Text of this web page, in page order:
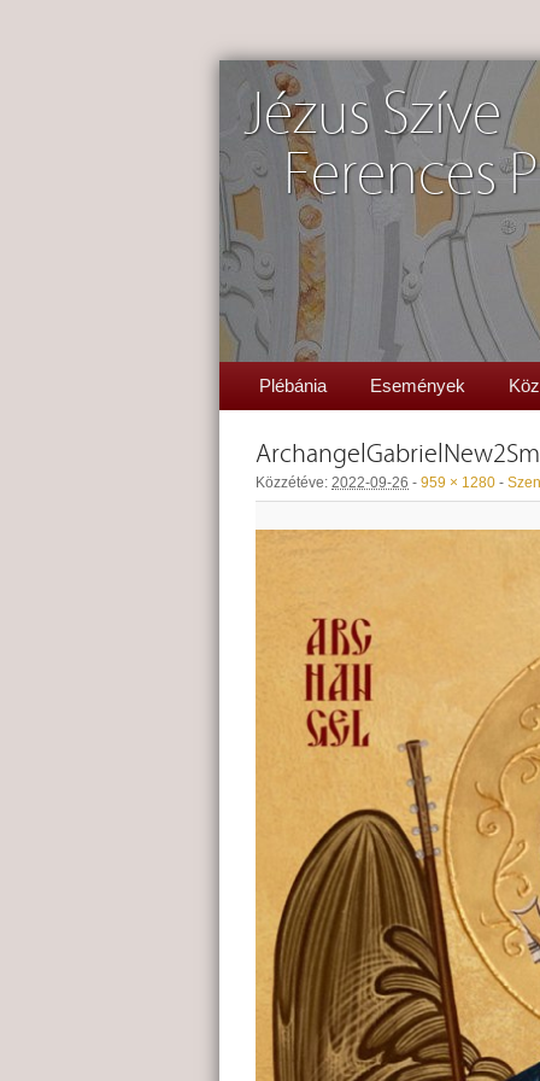
Jézus Szíve
Ferences
Plébánia Események
Közzétéve: 2022-09-26 - 959 × 1280 -